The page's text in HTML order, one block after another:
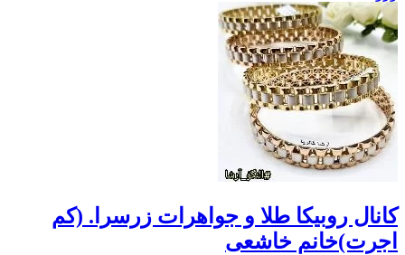
کانال روبیکا طلا و جواهرات زرسرا. (کم
اجرت)خانم خاشعی